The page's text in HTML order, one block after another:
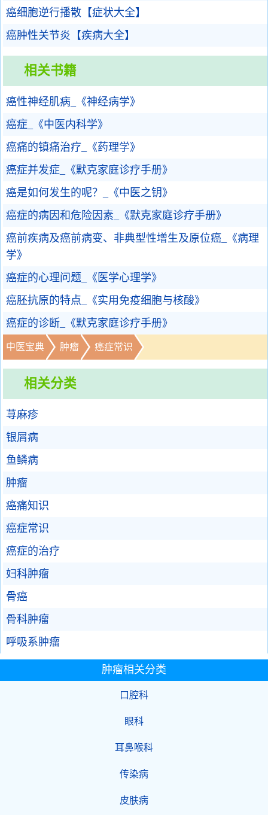
癌细胞逆行播散【症状大全】
癌肿性关节炎【疾病大全】
相关书籍
癌性神经肌病_《神经病学》
癌症_《中医内科学》
癌痛的镇痛治疗_《药理学》
癌症并发症_《默克家庭诊疗手册》
癌是如何发生的呢？_《中医之钥》
癌症的病因和危险因素_《默克家庭诊疗手册》
癌前疾病及癌前病变、非典型性增生及原位癌_《病理
学》
癌症的心理问题_《医学心理学》
癌胚抗原的特点_《实用免疫细胞与核酸》
癌症的诊断_《默克家庭诊疗手册》
中医宝典 肿瘤 癌症常识
相关分类
荨麻疹
银屑病
鱼鳞病
肿瘤
癌痛知识
癌症常识
癌症的治疗
妇科肿瘤
骨癌
骨科肿瘤
呼吸系肿瘤
肿瘤相关分类
口腔科
眼科
耳鼻喉科
传染病
皮肤病